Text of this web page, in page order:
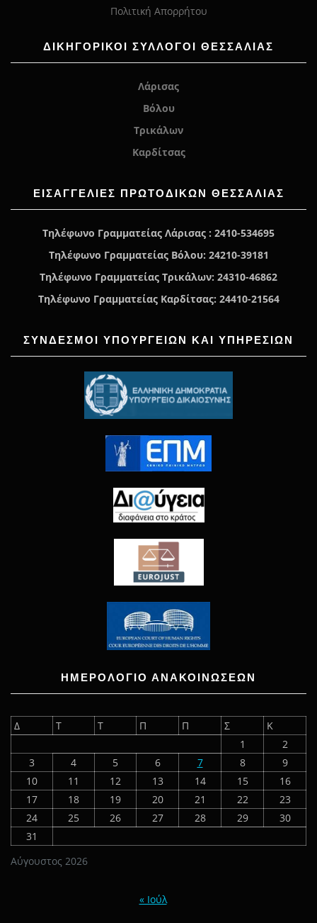
Πολιτική Απορρήτου
ΔΙΚΗΓΟΡΙΚΟΙ ΣΥΛΛΟΓΟΙ ΘΕΣΣΑΛΙΑΣ
Λάρισας
Βόλου
Τρικάλων
Καρδίτσας
ΕΙΣΑΓΓΕΛΊΕΣ ΠΡΩΤΟΔΙΚΏΝ ΘΕΣΣΑΛΙΑΣ
Τηλέφωνο Γραμματείας Λάρισας : 2410-534695
Τηλέφωνο Γραμματείας Βόλου: 24210-39181
Τηλέφωνο Γραμματείας Τρικάλων: 24310-46862
Τηλέφωνο Γραμματείας Καρδίτσας: 24410-21564
ΣΥΝΔΕΣΜΟΙ ΥΠΟΥΡΓΕΙΩΝ ΚΑΙ ΥΠΗΡΕΣΙΩΝ
ΗΜΕΡΟΛΟΓΙΟ ΑΝΑΚΟΙΝΩΣΕΩΝ
Αύγουστος 2026
Δ Τ Τ Π Π Σ
Κ
1
2
3
4 5 6 7 8
9
10
11 12 13 14 15
16
17
18 19 20 21 22
23
24
25 26 27 28 29
30
31
« Ιούλ